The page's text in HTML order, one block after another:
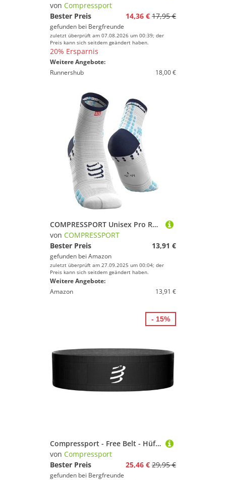
von Compressport
Bester Preis
14,36 € 17,95 €
gefunden bei Bergfreunde
zuletzt überprüft am 07.08.2026 um 00:39; der
Preis kann sich seitdem geändert haben.
20% Ersparnis
Weitere Angebote:
Runnershub
18,00 €
COMPRESSPORT Unisex Pro Racing V3.0 Run High Laufsocken, Weiß Blau, 42-44 EU
von COMPRESSPORT
Bester Preis
13,91 €
gefunden bei Amazon
zuletzt überprüft am 27.09.2025 um 00:04; der
Preis kann sich seitdem geändert haben.
Weitere Angebote:
Amazon
13,91 €
Compressport - Free Belt - Hüfttasche Gr XL/XXL schwarz
von Compressport
Bester Preis
25,46 € 29,95 €
gefunden bei Bergfreunde
- 15%